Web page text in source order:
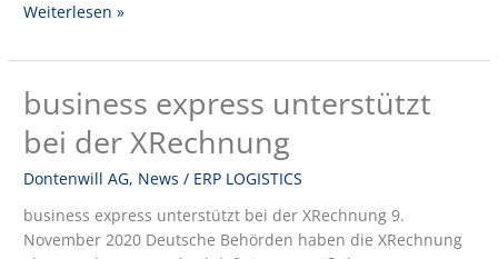
Weiterlesen »
business express unterstützt
bei der XRechnung
Dontenwill AG, News / ERP LOGISTICS
business express unterstützt bei der XRechnung 9.
November 2020 Deutsche Behörden haben die XRechnung
business
express
unterstützt
XRechnung